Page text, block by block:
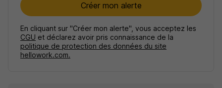
Créer mon alerte
En cliquant sur "Créer mon alerte", vous acceptez les
CGU et déclarez avoir pris connaissance de la
politique de protection des données du site
hellowork.com.